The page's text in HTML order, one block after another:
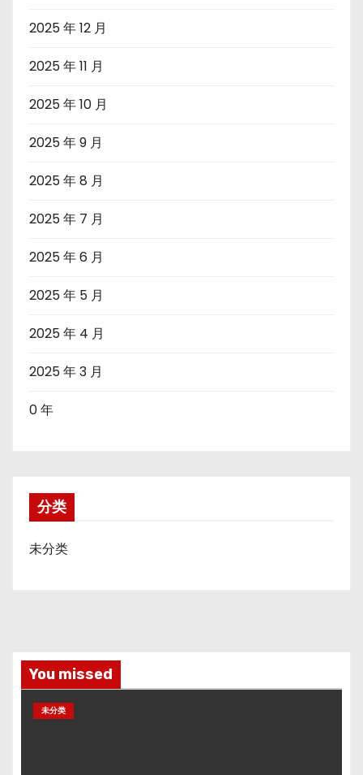
2025 年 12 月
2025 年 11 月
2025 年 10 月
2025 年 9 月
2025 年 8 月
2025 年 7 月
2025 年 6 月
2025 年 5 月
2025 年 4 月
2025 年 3 月
0 年
分类
未分类
You missed
未分类